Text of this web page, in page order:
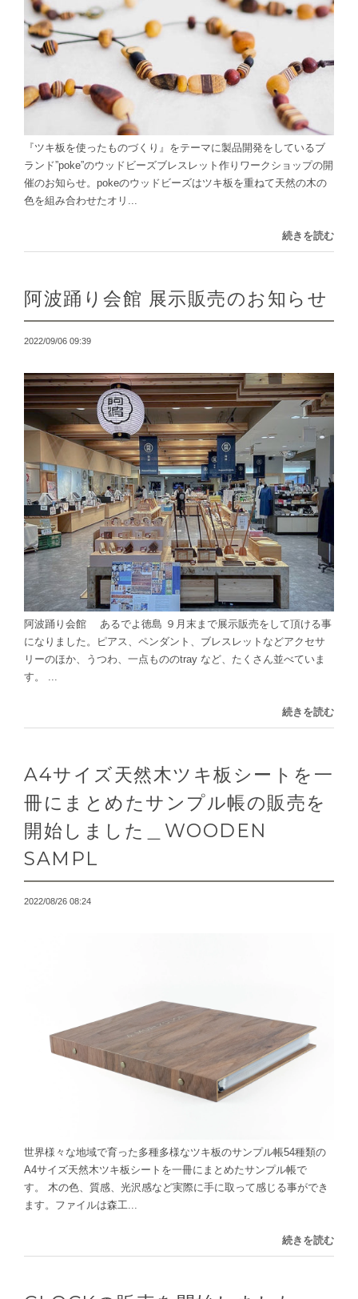
『ツキ板を使ったものづくり』をテーマに製品開発をしているブ
ランド”poke”のウッドビーズブレスレット作りワークショップの開
催のお知らせ。pokeのウッドビーズはツキ板を重ねて天然の木の
色を組み合わせたオリ...
続きを読む
阿波踊り会館 展示販売のお知らせ
2022/09/06 09:39
阿波踊り会館 あるでよ徳島 ９月末まで展示販売をして頂ける事
になりました。ピアス、ペンダント、ブレスレットなどアクセサ
リーのほか、うつわ、一点もののtray など、たくさん並べていま
す。 ...
続きを読む
A4サイズ天然木ツキ板シートを一
冊にまとめたサンプル帳の販売を
開始しました＿WOODEN
SAMPL
2022/08/26 08:24
世界様々な地域で育った多種多様なツキ板のサンプル帳54種類の
A4サイズ天然木ツキ板シートを一冊にまとめたサンプル帳で
す。 木の色、質感、光沢感など実際に手に取って感じる事ができ
ます。ファイルは森工...
続きを読む